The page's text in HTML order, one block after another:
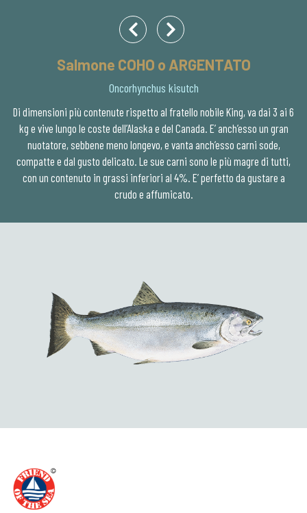
Salmone COHO o ARGENTATO
Oncorhynchus kisutch
Di dimensioni più contenute rispetto al fratello nobile King, va dai 3 ai 6
kg e vive lungo le coste dell’Alaska e del Canada. E’ anch’esso un gran
nuotatore, sebbene meno longevo, e vanta anch’esso carni sode,
compatte e dal gusto delicato. Le sue carni sono le più magre di tutti,
con un contenuto in grassi inferiori al 4%. E’ perfetto da gustare a
crudo e affumicato.